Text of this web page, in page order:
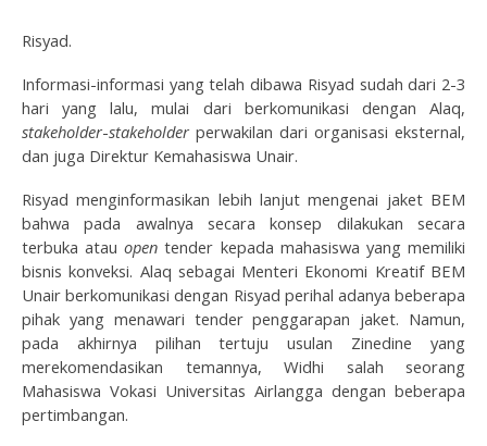
Risyad.
Informasi-informasi yang telah dibawa Risyad sudah dari 2-3
hari yang lalu, mulai dari berkomunikasi dengan Alaq,
stakeholder-stakeholder perwakilan dari organisasi eksternal,
dan juga Direktur Kemahasiswa Unair.
Risyad menginformasikan lebih lanjut mengenai jaket BEM
bahwa pada awalnya secara konsep dilakukan secara
terbuka atauopen tender kepada mahasiswa yang memiliki
bisnis konveksi. Alaq sebagai Menteri Ekonomi Kreatif BEM
Unair berkomunikasi dengan Risyad perihal adanya beberapa
pihak yang menawari tender penggarapan jaket. Namun,
pada akhirnya pilihan tertuju usulan Zinedine yang
merekomendasikan temannya, Widhi salah seorang
Mahasiswa Vokasi Universitas Airlangga dengan beberapa
pertimbangan.